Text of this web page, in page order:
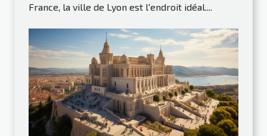
France, la ville de Lyon est l'endroit idéal....